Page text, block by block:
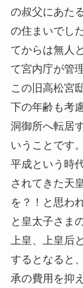
の叔父にあた
の住まいでし
てからは無人
て宮内庁が管
この旧高松宮
下の年齢も考
洞御所へ転居
いうことです。
平成という時
されてきた天
を？！と思わ
と皇太子さま
上皇、上皇后
するとなると
承の費用を抑